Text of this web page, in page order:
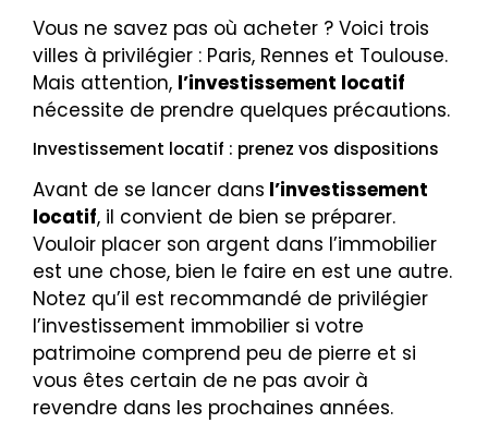
Vous ne savez pas où acheter ? Voici trois
villes à privilégier : Paris, Rennes et Toulouse.
Mais attention, l’investissement locatif
nécessite de prendre quelques précautions.
Investissement locatif : prenez vos dispositions
Avant de se lancer dans l’investissement
locatif, il convient de bien se préparer.
Vouloir placer son argent dans l’immobilier
est une chose, bien le faire en est une autre.
Notez qu’il est recommandé de privilégier
l’investissement immobilier si votre
patrimoine comprend peu de pierre et si
vous êtes certain de ne pas avoir à
revendre dans les prochaines années.